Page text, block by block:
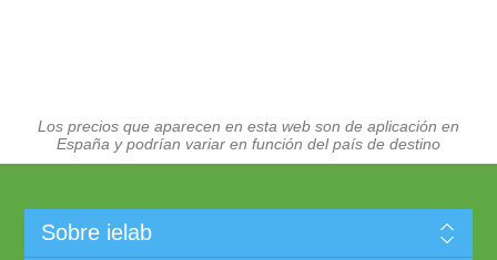
Los precios que aparecen en esta web son de aplicación en
España y podrían variar en función del país de destino
Sobre ielab